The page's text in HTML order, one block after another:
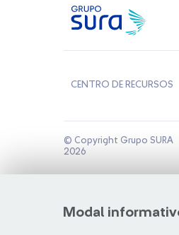
Modal
CENTRO DE RECURSOS
© Copyright Grupo SURA
2026